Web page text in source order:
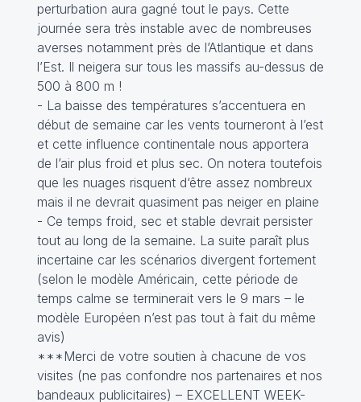
perturbation aura gagné tout le pays. Cette
journée sera très instable avec de nombreuses
averses notamment près de l’Atlantique et dans
l’Est. Il neigera sur tous les massifs au-dessus de
500 à 800 m !
- La baisse des températures s’accentuera en
début de semaine car les vents tourneront à l’est
et cette influence continentale nous apportera
de l’air plus froid et plus sec. On notera toutefois
que les nuages risquent d‘être assez nombreux
mais il ne devrait quasiment pas neiger en plaine
- Ce temps froid, sec et stable devrait persister
tout au long de la semaine. La suite paraît plus
incertaine car les scénarios divergent fortement
(selon le modèle Américain, cette période de
temps calme se terminerait vers le 9 mars – le
modèle Européen n’est pas tout à fait du même
avis)
***Merci de votre soutien à chacune de vos
visites (ne pas confondre nos partenaires et nos
bandeaux publicitaires) – EXCELLENT WEEK-